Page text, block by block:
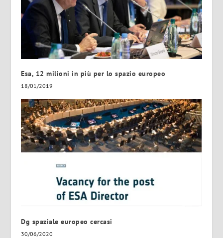
Esa, 12 milioni in più per lo spazio europeo
18/01/2019
Dg spaziale europeo cercasi
30/06/2020